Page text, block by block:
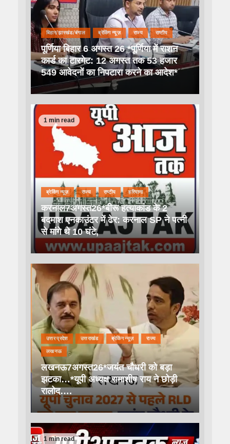
बिहार/झारखंड/बंगाल ब्रेकिंग न्यूज़ राज्य राष्टीय
पूर्णिया बिहार 6 अगस्त 26 *पूर्णिया में राशन
कार्ड का टारगेट: 12 अगस्त तक 53 हजार
549 आवेदनों का निपटारा करने का आदेश*
1 min read
ब्रेकिंग न्यूज़ राज्य राष्टीय हरियाणा
करनाल7अगस्त26*बीरू हत्याकांड के 2
बदमाश एनकाउंटर में ढेर: करनाल SP ने पत्नी
से मांगे थे 10 घंटे,
उत्तर प्रदेश उत्तराखंड ब्रेकिंग न्यूज़ राज्य
लखनऊ
लखनऊ7अगस्त26*जयंत चौधरी को बड़ा
झटका…*यूपी अध्यक्ष रामाशीष राय ने छोड़ी
रालोद….
1 min read